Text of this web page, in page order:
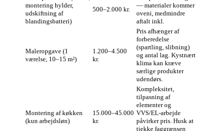
montering hylder,
udskiftning af
blandingsbatteri)
500–2.000 kr.
— materialer kommer
oveni, medmindre
aftalt inkl.
Maleropgave (1
værelse, 10–15 m²)
1.200–4.500
kr.
Pris afhænger af
forberedelse
(spartling, slibning)
og antal lag. Kystnært
klima kan kræve
særlige produkter
udendørs.
Montering af køkken
(kun arbejdsløn)
15.000–45.000
kr.
Kompleksitet,
tilpasning af
elementer og
VVS/EL‑arbejde
påvirker pris. Husk at
tjekke faggrænsen